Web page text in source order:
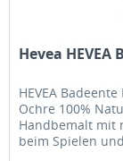
Hevea
HEVEA
Ochre 100%
Handbemalt mit
beim Spielen